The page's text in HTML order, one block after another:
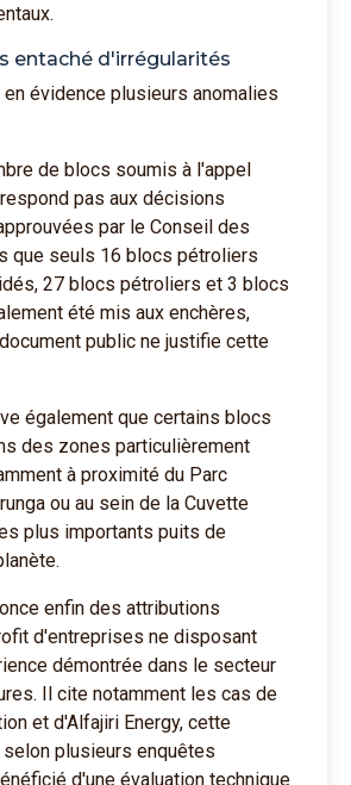
entaché d'irrégularités
évidence plusieurs anomalies
de blocs soumis à l'appel
pas aux décisions
par le Conseil des
que seuls 16 blocs pétroliers
27 blocs pétroliers et 3 blocs
été mis aux enchères,
public ne justifie cette
également que certains blocs
des zones particulièrement
à proximité du Parc
ou au sein de la Cuvette
plus importants puits de
enfin des attributions
d'entreprises ne disposant
démontrée dans le secteur
Il cite notamment les cas de
et d'Alfajiri Energy, cette
selon plusieurs enquêtes
d'une évaluation technique